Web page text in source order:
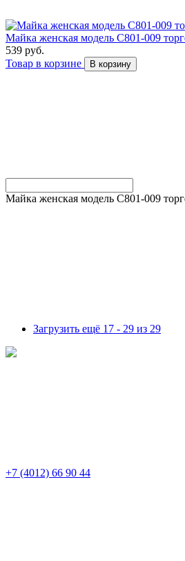
Майка женская модель C801-009
539 руб.
Товар в корзине
В корзину
Майка женская модель C801-009
Загрузить ещё 17 - 29 из 29
+7 (4012) 66 90 44